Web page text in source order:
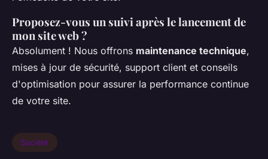
Proposez-vous un suivi après le lancement de
mon site web ?
Absolument ! Nous offrons maintenance technique,
mises à jour de sécurité, support client et conseils
d'optimisation pour assurer la performance continue
de votre site.
Société